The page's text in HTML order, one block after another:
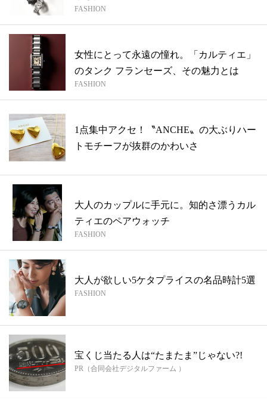
FASHION
女性にとって永遠の憧れ。「カルティエ」
のタンク フランセーズ、その魅力とは
FASHION
1点集中アクセ！〝ANCHE〟の大ぶりハー
トモチーフが抜群のかわいさ
大人のカップルに手元に。知的さ漂うカル
ティエのペアウォッチ
FASHION
大人が欲しい5ケタプライスの名品時計5選
FASHION
宝くじ当たる人は“たまたま”じゃない?!
PR（合同会社デジタルファーム ）